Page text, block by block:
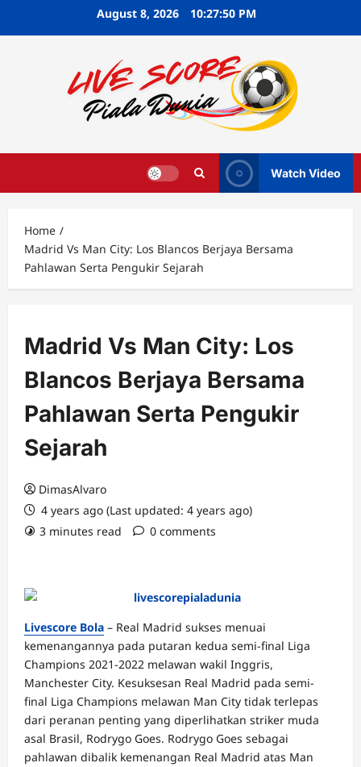
August 8, 2026 10:27:50 PM
Watch Video
Home
Madrid Vs Man City: Los Blancos Berjaya Bersama
Pahlawan Serta Pengukir Sejarah
Madrid Vs Man City: Los
Blancos Berjaya Bersama
Pahlawan Serta Pengukir
Sejarah
DimasAlvaro
4 years ago (Last updated: 4 years ago)
3 minutes read
0 comments
Livescore Bola – Real Madrid sukses menuai
kemenangannya pada putaran kedua semi-final Liga
Champions 2021-2022 melawan wakil Inggris,
Manchester City. Kesuksesan Real Madrid pada semi-
final Liga Champions melawan Man City tidak terlepas
dari peranan penting yang diperlihatkan striker muda
asal Brasil, Rodrygo Goes. Rodrygo Goes sebagai
pahlawan dibalik kemenangan Real Madrid atas Man